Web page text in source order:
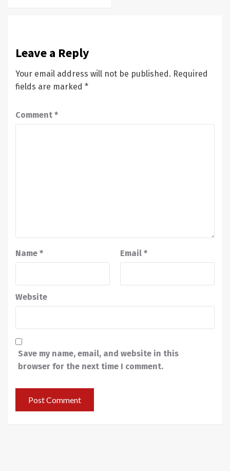
Leave a Reply
Your email address will not be published. Required
fields are marked *
Comment *
Name * Email *
Website
Save my name, email, and website in this
browser for the next time I comment.